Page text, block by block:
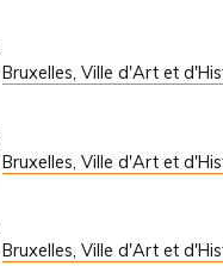
Bruxelles, Ville d'Art et
Bruxelles, Ville d'Art et
Bruxelles, Ville d'Art et